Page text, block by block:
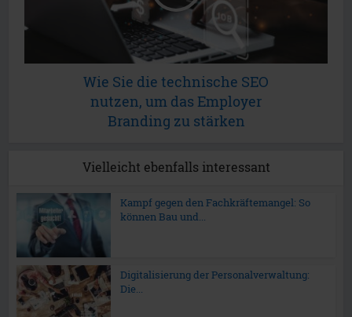
Wie Sie die technische SEO
nutzen, um das Employer
Branding zu stärken
Vielleicht ebenfalls interessant
Kampf gegen den Fachkräftemangel: So
können Bau und...
Digitalisierung der Personalverwaltung:
Die...